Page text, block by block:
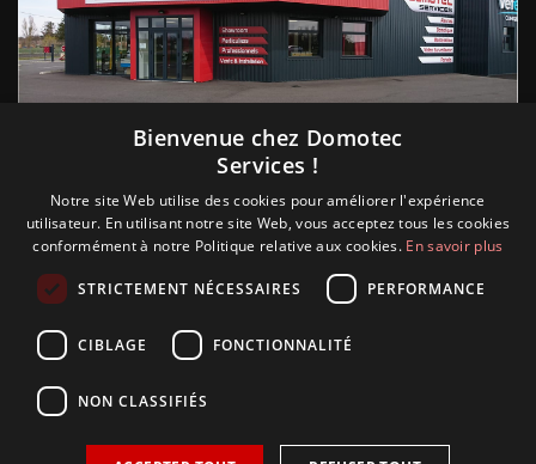
Suivez nous
Bienvenue chez Domotec
Services !
Notre site Web utilise des cookies pour améliorer l'expérience
utilisateur. En utilisant notre site Web, vous acceptez tous les cookies
conformément à notre Politique relative aux cookies. En savoir plus
STRICTEMENT NÉCESSAIRES PERFORMANCE
CIBLAGE FONCTIONNALITÉ
NON CLASSIFIÉS